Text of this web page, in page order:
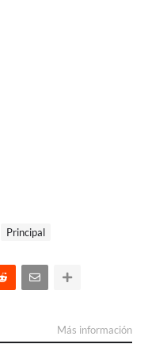
Principal
Más información